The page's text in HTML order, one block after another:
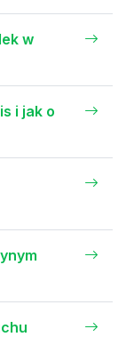
w
i jak o